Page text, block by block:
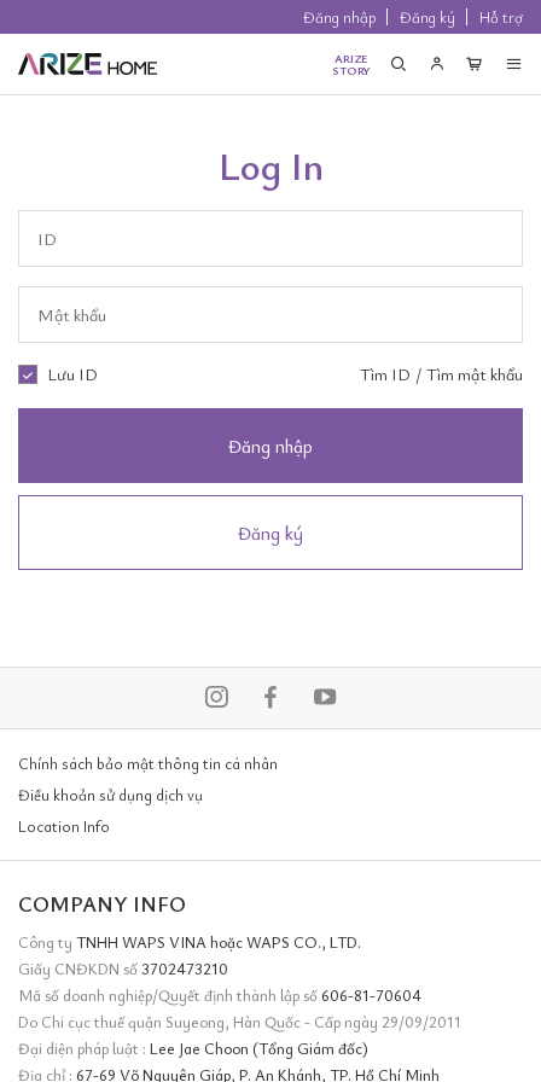
Đăng nhập Đăng ký Hỗ trợ
ARIZE
STORY
Log In
Lưu ID Tìm ID / Tìm mật khẩu
Đăng nhập
Đăng ký
Chính sách bảo mật thông tin cá nhân
Điều khoản sử dụng dịch vụ
Location Info
COMPANY INFO
Công ty TNHH WAPS VINA hoặc WAPS CO., LTD.
Giấy CNĐKDN số3702473210
Mã số doanh nghiệp/Quyết định thành lập số 606-81-70604
Do Chi cục thuế quận Suyeong, Hàn Quốc - Cấp ngày 29/09/2011
Đại diện pháp luật : Lee Jae Choon (Tổng Giám đốc)
Địa chỉ : 67-69 Võ Nguyên Giáp, P. An Khánh, TP. Hồ Chí Minh